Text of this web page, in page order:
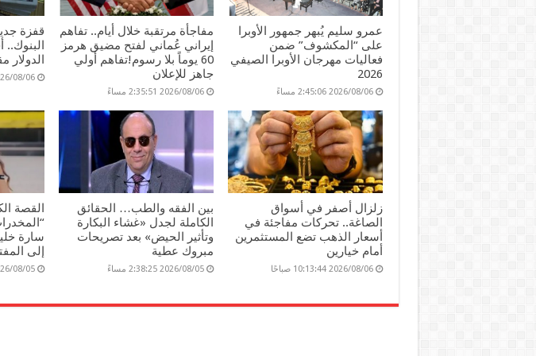
عمرو سليم يُبهر جمهور الأوبرا
على “المكشوف” ضمن
فعاليات مهرجان الأوبرا الصيفي
2026
2026/08/06 2:45:06 مساءً
مفاجأة مرتقبة خلال أيام.. تفاهم
إيراني عُماني لفتح مضيق هرمز
60 يوماً بلا رسوم!تفاهم أولي
جاهز للإعلان
2026/08/06 2:35:51 مساءً
قفزة
الدولار
2026/08/06
زلزال أصفر في أسواق
الصاغة.. تحركات مفاجئة في
أسعار الذهب تضع المستثمرين
أمام خيارين
2026/08/06 10:13:44 صباحًا
بين الفقه والطب… الحقائق
الكاملة لجدل «غشاء البكارة
وتأثير الحيض» بعد تصريحات
مبروك عطية
2026/08/05 2:38:25 مساءً
القصة
سارة
إلى
2026/08/05